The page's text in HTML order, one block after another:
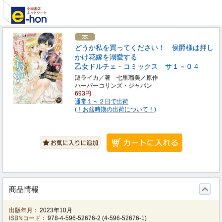
どうか私を買ってください！ 侯爵様は押し
かけ花嫁を溺愛する
乙女ドルチェ・コミックス サ１－０４
漣ライカ／著 七里瑠美／原作
ハーパーコリンズ・ジャパン
693円
通常１～２日で出荷
(！お盆時期の出荷について！)
商品情報
出版年月： 2023年10月
ISBNコード： 978-4-596-52676-2 (4-596-52676-1)